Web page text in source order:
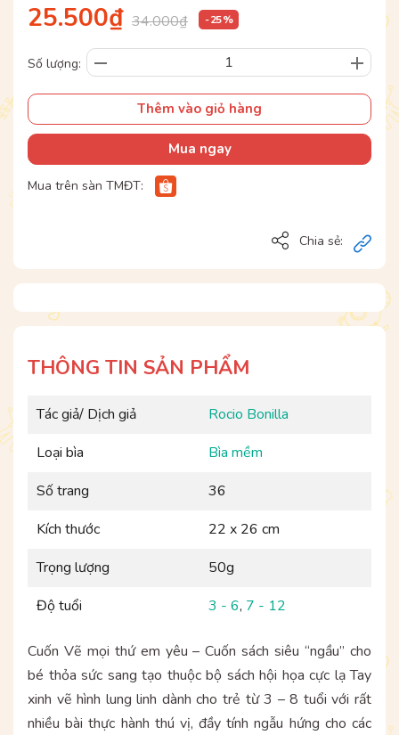
25.500₫ 34.000₫ - 25 %
Số lượng:
Thêm vào giỏ hàng
Mua ngay
Mua trên sàn TMĐT:
Chia sẻ:
THÔNG TIN SẢN PHẨM
Tác giả/ Dịch giả
Rocio Bonilla
Loại bìa
Bìa mềm
Số trang
36
Kích thước
22 x 26 cm
Trọng lượng
50g
Độ tuổi
3 - 6, 7 - 12
Cuốn Vẽ mọi thứ em yêu – Cuốn sách siêu “ngầu” cho
bé thỏa sức sang tạo thuộc bộ sách hội họa cực lạ Tay
xinh vẽ hình lung linh dành cho trẻ từ 3 – 8 tuổi với rất
nhiều bài thực hành thú vị, đầy tính ngẫu hứng cho các